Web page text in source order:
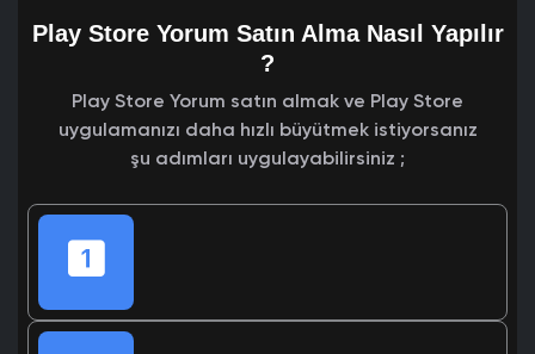
Play Store Yorum Satın Alma Nasıl Yapılır
?
Play Store Yorum satın almak ve Play Store
uygulamanızı daha hızlı büyütmek istiyorsanız
şu adımları uygulayabilirsiniz ;